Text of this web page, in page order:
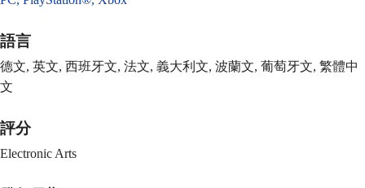
語言
德文, 英文, 西班牙文, 法文, 義大利文, 波蘭文, 葡萄牙文, 繁體中
文
評分
Electronic Arts